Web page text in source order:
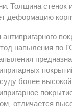
Толщина стенок
деформацию
напыления по
более
отличается